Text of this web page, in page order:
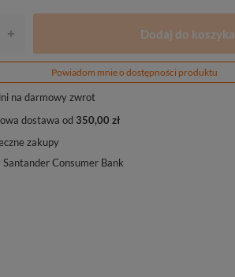
+ Dodaj do koszyka
Powiadom mnie o dostępności produktu
na darmowy zwrot
dostawa od 350,00 zł
zakupy
Santander Consumer Bank